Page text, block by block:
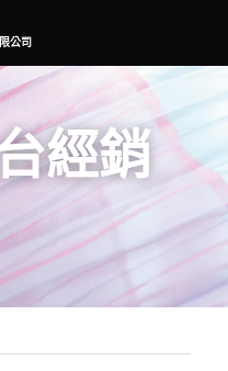
公司
經銷